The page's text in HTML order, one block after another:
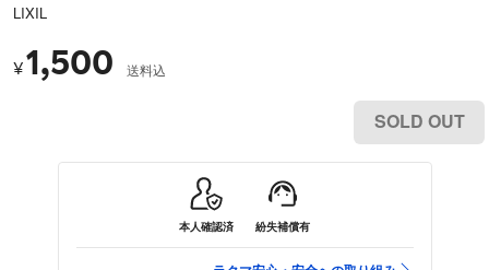
LIXIL
¥1,500 送料込
SOLD OUT
本人確認済 紛失補償有